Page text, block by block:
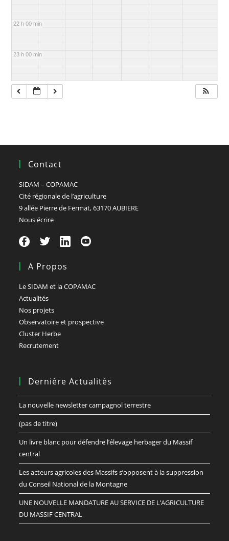
22 h 00 min
23 h 00 min
Contact
SIDAM – COPAMAC
Cité régionale de l’agriculture
9 allée Pierre de Fermat, 63170 AUBIERE
Nous écrire
A Propos
Le SIDAM et la COPAMAC
Actualités
Nos projets
Observatoire et prospective
Cluster Herbe
Recrutement
Dernière Actualités
La nouvelle newsletter campagnol terrestre
(pas de titre)
Un livre blanc pour défendre l’élevage herbager du Massif
central
Les acteurs agricoles des Massifs s’opposent à la suppression
du Conseil National de la Montagne
UNE NOUVELLE MANDATURE AU SERVICE DE L’AGRICULTURE
DU MASSIF CENTRAL